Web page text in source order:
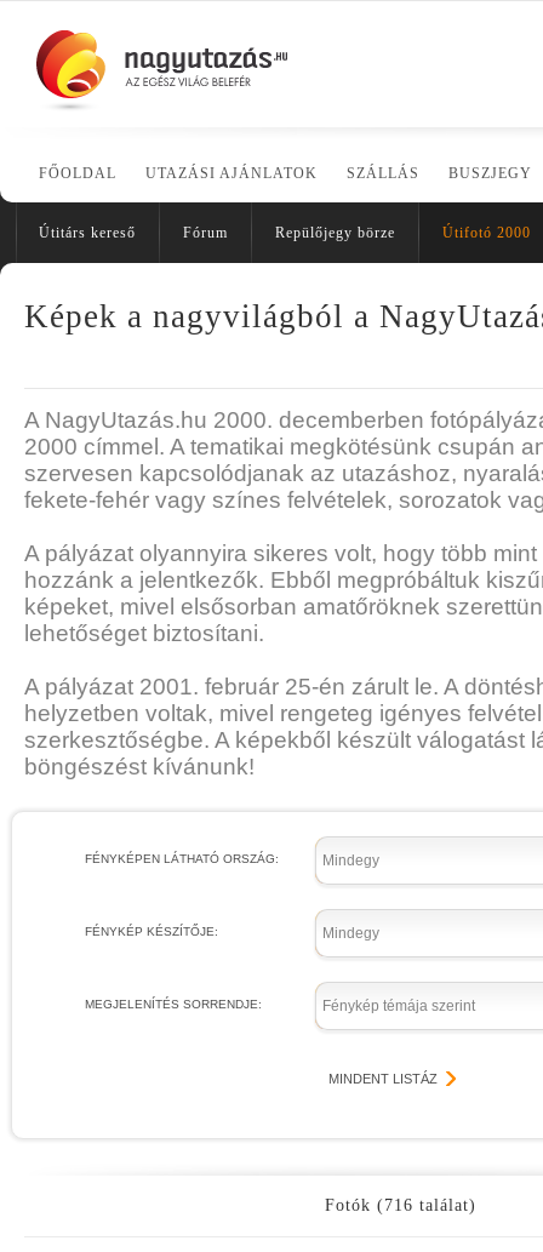
FŐOLDAL UTAZÁSI AJÁNLATOK SZÁLLÁS BUSZJEGY
Útitárs kereső Fórum Repülőjegy börze Útifotó 2000
Képek a nagyvilágból a
A NagyUtazás.hu 2000. decemberben
2000 címmel. A tematikai megkötésünk csupán
szervesen kapcsolódjanak az utazáshoz,
fekete-fehér vagy színes felvételek, sorozatok
A pályázat olyannyira sikeres volt, hogy több
hozzánk a jelentkezők. Ebből megpróbáltuk
képeket, mivel elsősorban amatőröknek
lehetőséget biztosítani.
A pályázat 2001. február 25-én zárult le. A
helyzetben voltak, mivel rengeteg igényes
szerkesztőségbe. A képekből készült válogatást
böngészést kívánunk!
FÉNYKÉPEN LÁTHATÓ ORSZÁG: Mindegy
FÉNYKÉP KÉSZÍTŐJE: Mindegy
MEGJELENÍTÉS SORRENDJE: Fénykép témája szerint
MINDENT LISTÁZ
Fotók (716 találat)